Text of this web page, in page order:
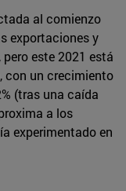
al comienzo
exportaciones y
este 2021 está
con un crecimiento
(tras una caída
a los
experimentado en